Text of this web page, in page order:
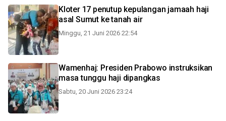
Kloter 17 penutup kepulangan jamaah haji
asal Sumut ke tanah air
Minggu, 21 Juni 2026 22:54
Wamenhaj: Presiden Prabowo instruksikan
masa tunggu haji dipangkas
Sabtu, 20 Juni 2026 23:24